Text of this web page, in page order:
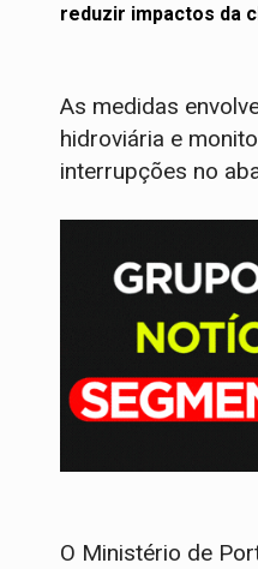
reduzir impactos da
As medidas
hidroviária e
interrupções no
O Ministério de